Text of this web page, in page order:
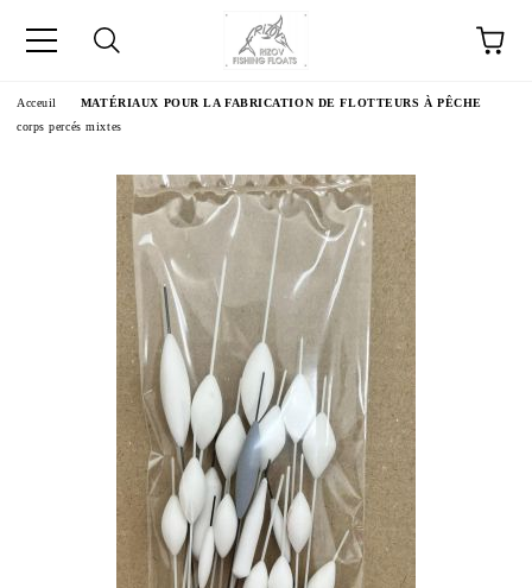
Acceuil
MATÉRIAUX POUR LA FABRICATION DE FLOTTEURS À PÊCHE
corps percés mixtes